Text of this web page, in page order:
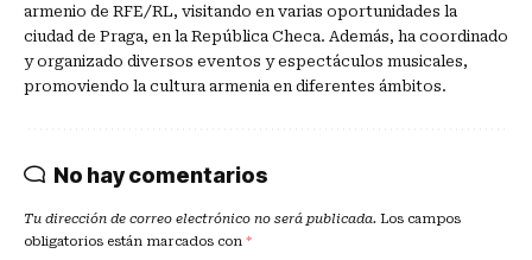
armenio de RFE/RL, visitando en varias oportunidades la
ciudad de Praga, en la República Checa. Además, ha coordinado
y organizado diversos eventos y espectáculos musicales,
promoviendo la cultura armenia en diferentes ámbitos.
No hay comentarios
Tu dirección de correo electrónico no será publicada. Los campos
obligatorios están marcados con *